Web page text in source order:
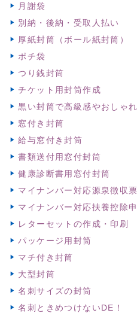
月謝袋
別納・後納・受取人払い
厚紙封筒（ボール紙封筒）
ポチ袋
つり銭封筒
チケット用封筒作成
黒い封筒で高級感やおしゃ
窓付き封筒
給与窓付き封筒
書類送付用窓付封筒
健康診断書用窓付封筒
マイナンバー対応源泉徴収
マイナンバー対応扶養控除
レターセットの作成・印刷
パッケージ用封筒
マチ付き封筒
大型封筒
名刺サイズの封筒
名刺ときめつけないDE！